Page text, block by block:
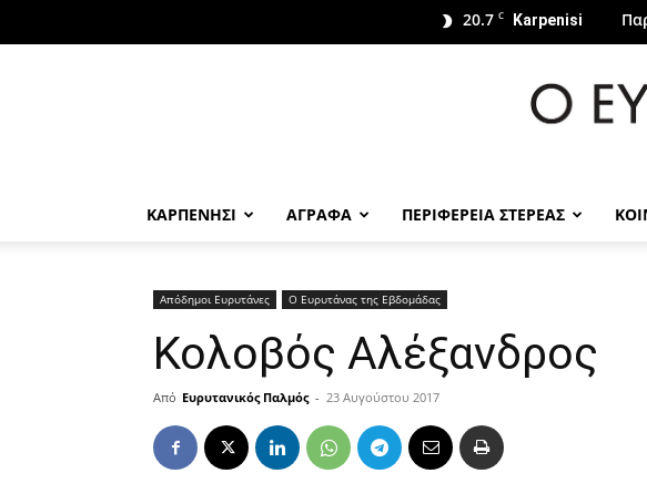
20.7 C Karpenisi
ΚΑΡΠΕΝΗΣΙ ΑΓΡΑΦΑ ΠΕΡΙΦΕΡΕΙΑ ΣΤΕΡΕΑΣ
Απόδημοι Ευρυτάνες Ο Ευρυτάνας της Εβδομάδας
Κολοβός Αλέξανδρος
Από Ευρυτανικός Παλμός - 23 Αυγούστου 2017